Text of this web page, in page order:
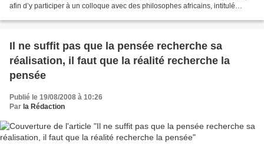
afin d’y participer à un colloque avec des philosophes africains, intitulé
Il ne suffit pas que la pensée recherche sa
réalisation, il faut que la réalité recherche la
pensée
Publié le 19/08/2008 à 10:26
Par la Rédaction